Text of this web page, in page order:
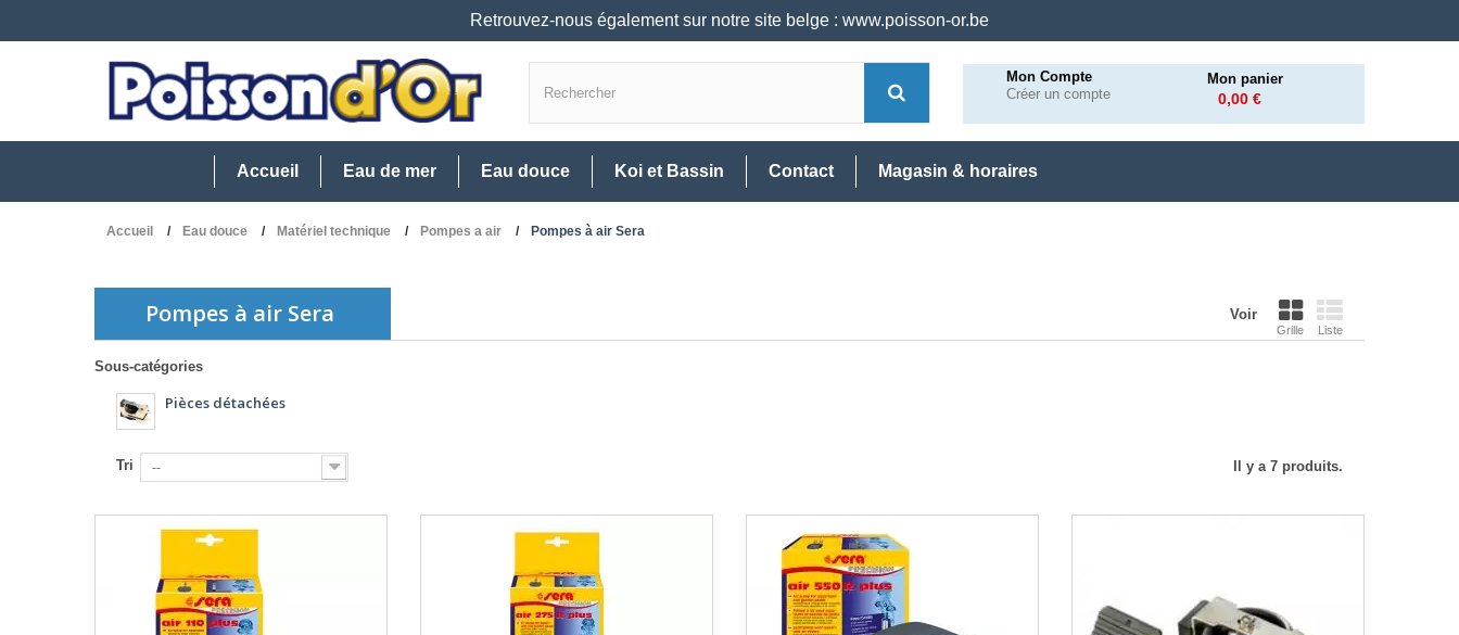
Retrouvez-nous également sur notre site belge : www.poisson-or.be
Mon Compte
Créer un compte
Mon panier
0,00 €
Accueil Eau de mer Eau douce Koi et Bassin Contact Magasin & horaires
Accueil Eau douce Matériel technique Pompes a air Pompes à air Sera
Pompes à air Sera Voir
Grille Liste
Sous-catégories
Pièces détachées
Tri -- Il y a 7 produits.